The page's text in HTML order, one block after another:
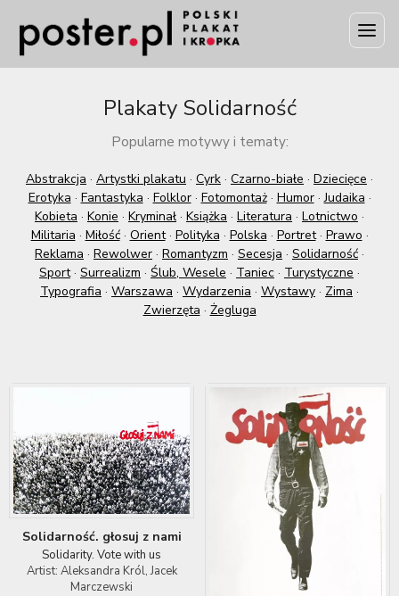
Plakaty Solidarność
Popularne motywy i tematy:
Abstrakcja · Artystki plakatu · Cyrk · Czarno-białe · Dziecięce ·
Erotyka · Fantastyka · Folklor· Fotomontaż· Humor·Judaika ·
Kobieta · Konie · Kryminał · Książka · Literatura · Lotnictwo ·
Militaria · Miłość· Orient· Polityka · Polska · Portret· Prawo ·
Reklama · Rewolwer · Romantyzm · Secesja · Solidarność ·
Sport· Surrealizm · Ślub, Wesele · Taniec · Turystyczne ·
Typografia · Warszawa · Wydarzenia · Wystawy · Zima ·
Zwierzęta · Żegluga
Solidarność. głosuj z nami
Solidarity. Vote with us
Artist: Aleksandra Król, Jacek
Marczewski